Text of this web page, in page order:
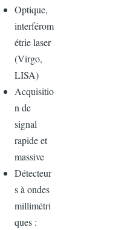
Optique,
interférom
étrie laser
(Virgo,
LISA)
Acquisitio
n de
signal
rapide et
massive
Détecteur
s à ondes
millimétri
ques :